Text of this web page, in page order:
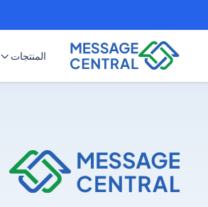
المنتجات